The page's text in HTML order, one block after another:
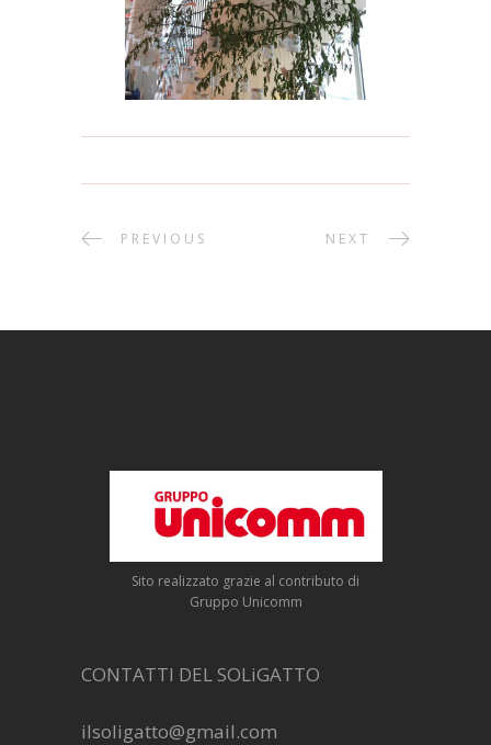
PREVIOUS NEXT
Sito realizzato grazie al contributo di
Gruppo Unicomm
CONTATTI DEL SOLiGATTO
ilsoligatto@gmail.com